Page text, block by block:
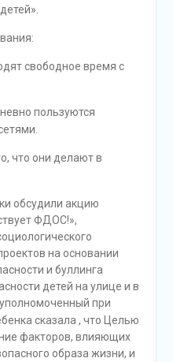
свободное время с
пользуются
что они делают в
обсудили акцию
ФДОС!»,
на основании
и буллинга
детей на улице и в
при
сказала , что Целью
факторов, влияющих
образа жизни, и